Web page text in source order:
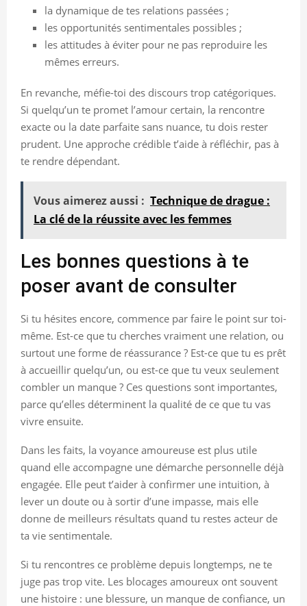
la dynamique de tes relations passées ;
les opportunités sentimentales possibles ;
les attitudes à éviter pour ne pas reproduire les
mêmes erreurs.
En revanche, méfie-toi des discours trop catégoriques.
Si quelqu’un te promet l’amour certain, la rencontre
exacte ou la date parfaite sans nuance, tu dois rester
prudent. Une approche crédible t’aide à réfléchir, pas à
te rendre dépendant.
Vous aimerez aussi : Technique de drague :
La clé de la réussite avec les femmes
Les bonnes questions à te
poser avant de consulter
Si tu hésites encore, commence par faire le point sur toi-
même. Est-ce que tu cherches vraiment une relation, ou
surtout une forme de réassurance ? Est-ce que tu es prêt
à accueillir quelqu’un, ou est-ce que tu veux seulement
combler un manque ? Ces questions sont importantes,
parce qu’elles déterminent la qualité de ce que tu vas
vivre ensuite.
Dans les faits, la voyance amoureuse est plus utile
quand elle accompagne une démarche personnelle déjà
engagée. Elle peut t’aider à confirmer une intuition, à
lever un doute ou à sortir d’une impasse, mais elle
donne de meilleurs résultats quand tu restes acteur de
ta vie sentimentale.
Si tu rencontres ce problème depuis longtemps, ne te
juge pas trop vite. Les blocages amoureux ont souvent
une histoire : une blessure, un manque de confiance, un